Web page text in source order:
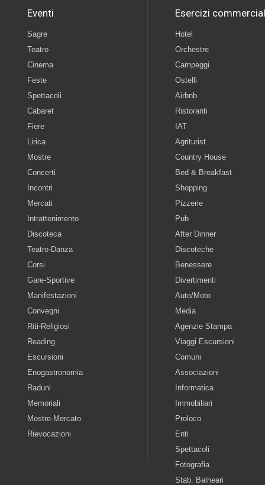
Eventi
Sagre
Teatro
Cinema
Feste
Spettacoli
Cabaret
Fiere
Lirica
Mostre
Concerti
Incontri
Mercati
Intrattenimento
Discoteca
Teatro-Danza
Corsi
Gare-Sportive
Manifestazioni
Convegni
Riti-Religiosi
Reading
Escursioni
Enogastronomia
Raduni
Memoriali
Mostre-Mercato
Rievocazioni
Esercizi
Hotel
Orchestre
Campeggi
Ostelli
Airbnb
Ristoranti
IAT
Agriturist
Country House
Bed & Breakfast
Shopping
Pizzerie
Pub
After Dinner
Discoteche
Benessere
Divertimenti
Auto/Moto
Media
Agenzie Stampa
Viaggi Escursioni
Comuni
Associazioni
Informatica
Immobiliari
Proloco
Enti
Spettacoli
Fotografia
Stab. Balneari